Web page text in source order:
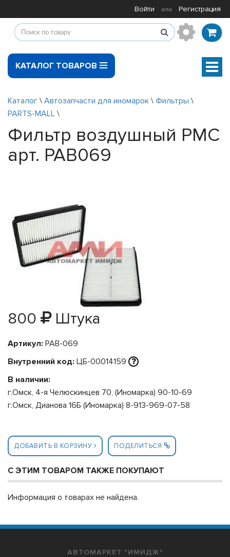
Войти или Регистрация
КАТАЛОГ ТОВАРОВ
Каталог \ Автозапчасти для иномарок \ Фильтры \
PARTS-MALL \
Фильтр воздушный PMC
арт. PAB069
800 Штука
Артикул: PAB-069
Внутренний код: ЦБ-00014159
В наличии:
г.Омск, 4-я Челюскинцев 70, (Иномарка) 90-10-69
г.Омск, Дианова 16Б (Иномарка) 8-913-969-07-58
ДОБАВИТЬ В КОРЗИНУ ПОДЕЛИТЬСЯ
С ЭТИМ ТОВАРОМ ТАКЖЕ ПОКУПАЮТ
Информация о товарах не найдена.
АВТОМАРКЕТ "ИМИДЖ"